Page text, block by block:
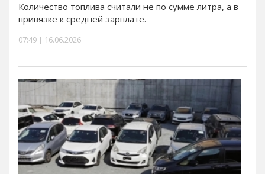
Количество топлива считали не по сумме литра, а в
привязке к средней зарплате.
07:49 | 16.06.2026